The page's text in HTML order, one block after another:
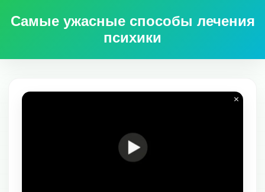
Самые ужасные способы лечения
психики